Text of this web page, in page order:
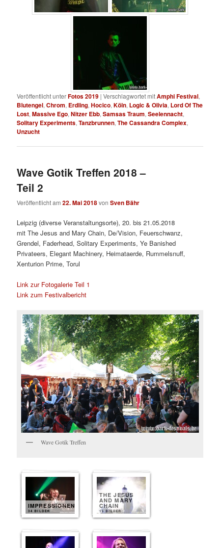
Veröffentlicht unterFotos 2019 |Verschlagwortet mitAmphi Festival,
Blutengel,Chrom, Erdling,Hocico,Köln, Logic & Olivia, Lord Of The
Lost,Massive Ego,Nitzer Ebb,Samsas Traum,Seelennacht,
Solitary Experiments,Tanzbrunnen,The Cassandra Complex,
Unzucht
Wave Gotik Treffen 2018 –
Teil 2
Veröffentlicht am22. Mai 2018vonSven Bähr
Leipzig (diverse Veranstaltungsorte), 20. bis 21.05.2018
mit The Jesus and Mary Chain, De/Vision, Feuerschwanz,
Grendel, Faderhead, Solitary Experiments, Ye Banished
Privateers, Elegant Machinery, Heimataerde, Rummelsnuff,
Xenturion Prime, Torul
Link zur Fotogalerie Teil 1
Link zum Festivalbericht
Wave Gotik Treffen
IMPRESSIONEN
34 BILDER
THE JESUS
AND MARY
CHAIN
15 BILDER